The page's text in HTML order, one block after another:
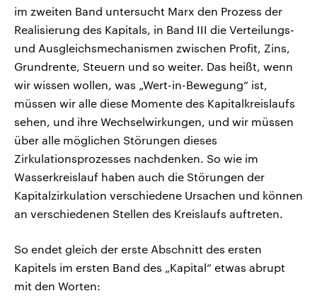
im zweiten Band untersucht Marx den Prozess der
Realisierung des Kapitals, in Band III die Verteilungs-
und Ausgleichsmechanismen zwischen Profit, Zins,
Grundrente, Steuern und so weiter. Das heißt, wenn
wir wissen wollen, was „Wert-in-Bewegung“ ist,
müssen wir alle diese Momente des Kapitalkreislaufs
sehen, und ihre Wechselwirkungen, und wir müssen
über alle möglichen Störungen dieses
Zirkulationsprozesses nachdenken. So wie im
Wasserkreislauf haben auch die Störungen der
Kapitalzirkulation verschiedene Ursachen und können
an verschiedenen Stellen des Kreislaufs auftreten.
So endet gleich der erste Abschnitt des ersten
Kapitels im ersten Band des „Kapital“ etwas abrupt
mit den Worten: